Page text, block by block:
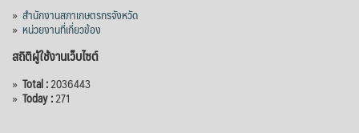
» สำนักงานสภาเกษตรกรจังหวัด
» หน่วยงานที่เกี่ยวข้อง
สถิติผู้ใช้งานเว็บไซต์
» Total :2036443
» Today :271